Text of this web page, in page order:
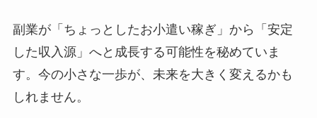
副業が「ちょっとしたお小遣い稼ぎ」から「安定
した収入源」へと成長する可能性を秘めていま
す。今の小さな一歩が、未来を大きく変えるかも
しれません。